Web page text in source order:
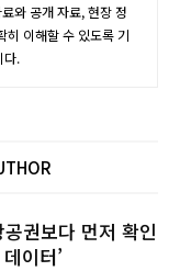
와 공개 자료, 현장 정
히 이해할 수 있도록 기
다.
권보다 먼저 확인
이터’